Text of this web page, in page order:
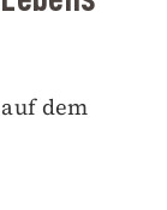
dem